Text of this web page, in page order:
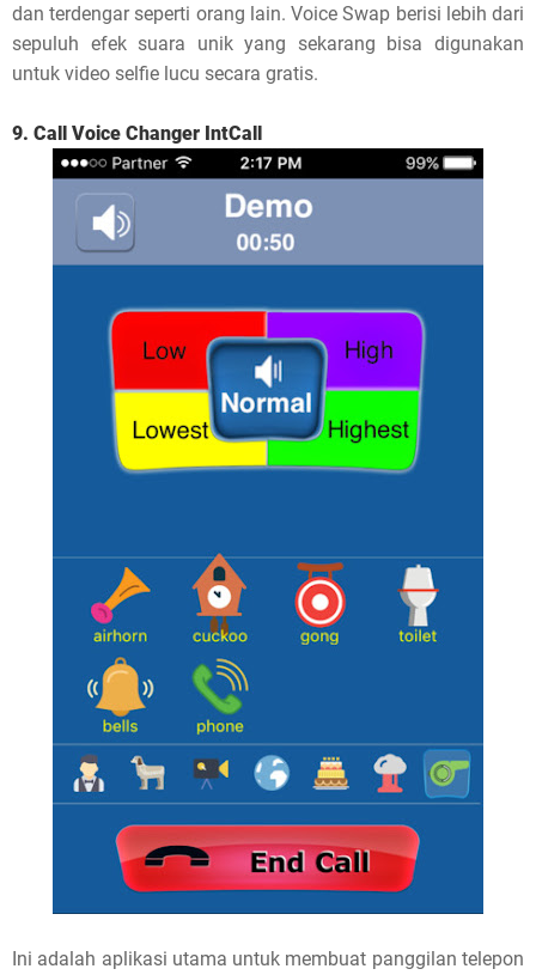
dan terdengar seperti orang lain. Voice Swap berisi lebih dari
sepuluh efek suara unik yang sekarang bisa digunakan
untuk video selfie lucu secara gratis.
9. Call Voice Changer IntCall
Ini adalah aplikasi utama untuk membuat panggilan telepon